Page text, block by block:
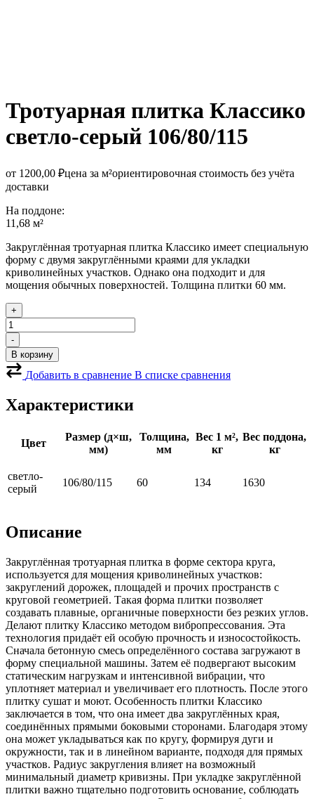
Тротуарная плитка Классико
светло-серый 106/80/115
от 1200,00 ₽цена за м²ориентировочная стоимость без учёта
доставки
На поддоне:
11,68 м²
Закруглённая тротуарная плитка Классико имеет специальную
форму с двумя закруглёнными краями для укладки
криволинейных участков. Однако она подходит и для
мощения обычных поверхностей. Толщина плитки 60 мм.
+
Количество
товара
Тротуарная
плитка
Классико
серый
-
В корзину
Добавить в сравнение В списке сравнения
Характеристики
Цвет
Размер (д×ш,
мм)
Толщина,
мм
Вес 1 м²,
кг
Вес поддона,
кг
светло-
серый
106/80/115 60 134 1630
Описание
Закруглённая тротуарная плитка в форме сектора круга,
используется для мощения криволинейных участков:
закруглений дорожек, площадей и прочих пространств с
круговой геометрией. Такая форма плитки позволяет
создавать плавные, органичные поверхности без резких углов.
Делают плитку Классико методом вибропрессования. Эта
технология придаёт ей особую прочность и износостойкость.
Сначала бетонную смесь определённого состава загружают в
форму специальной машины. Затем её подвергают высоким
статическим нагрузкам и интенсивной вибрации, что
уплотняет материал и увеличивает его плотность. После этого
плитку сушат и моют. Особенность плитки Классико
заключается в том, что она имеет два закруглённых края,
соединённых прямыми боковыми сторонами. Благодаря этому
она может укладываться как по кругу, формируя дуги и
окружности, так и в линейном варианте, подходя для прямых
участков. Радиус закругления влияет на возможный
минимальный диаметр кривизны. При укладке закруглённой
плитки важно тщательно подготовить основание, соблюдать